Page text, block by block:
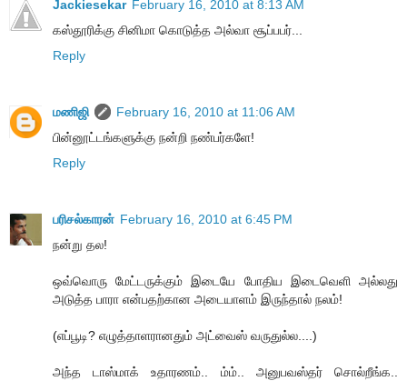
Jackiesekar February 16, 2010 at 8:13 AM
கஸ்தூரிக்கு சினிமா கொடுத்த அல்வா சூப்பபர்...
Reply
மணிஜி
February 16, 2010 at 11:06 AM
பின்னூட்டங்களுக்கு நன்றி நண்பர்களே!
Reply
பரிசல்காரன் February 16, 2010 at 6:45 PM
நன்று தல!
ஒவ்வொரு மேட்டருக்கும் இடையே போதிய இடைவெளி அல்லது
அடுத்த பாரா என்பதற்கான அடையாளம் இருந்தால் நலம்!
(எப்பூடி? எழுத்தாளரானதும் அட்வைஸ் வருதுல்ல....)
அந்த டாஸ்மாக் உதாரணம்.. ம்ம்.. அனுபவஸ்தர் சொல்றீங்க..